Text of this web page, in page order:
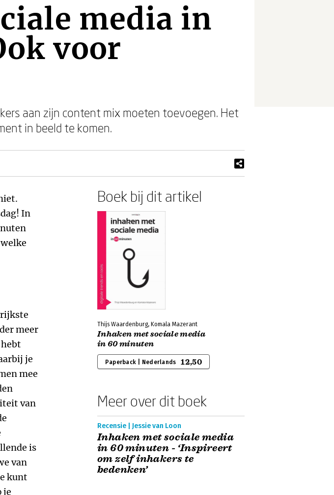
media in
voor
aan zijn content mix moeten toevoegen. Het
in beeld te komen.
In
meer
je
mee
van
is
van
kunt
je
Boek bij dit artikel
Thijs Waardenburg, Komala Mazerant
Inhaken met sociale media
in 60 minuten
Paperback | Nederlands 12,50
Meer over dit boek
Recensie | Jessie van Loon
Inhaken met sociale media
in 60 minuten - ‘Inspireert
om zelf inhakers te
bedenken’